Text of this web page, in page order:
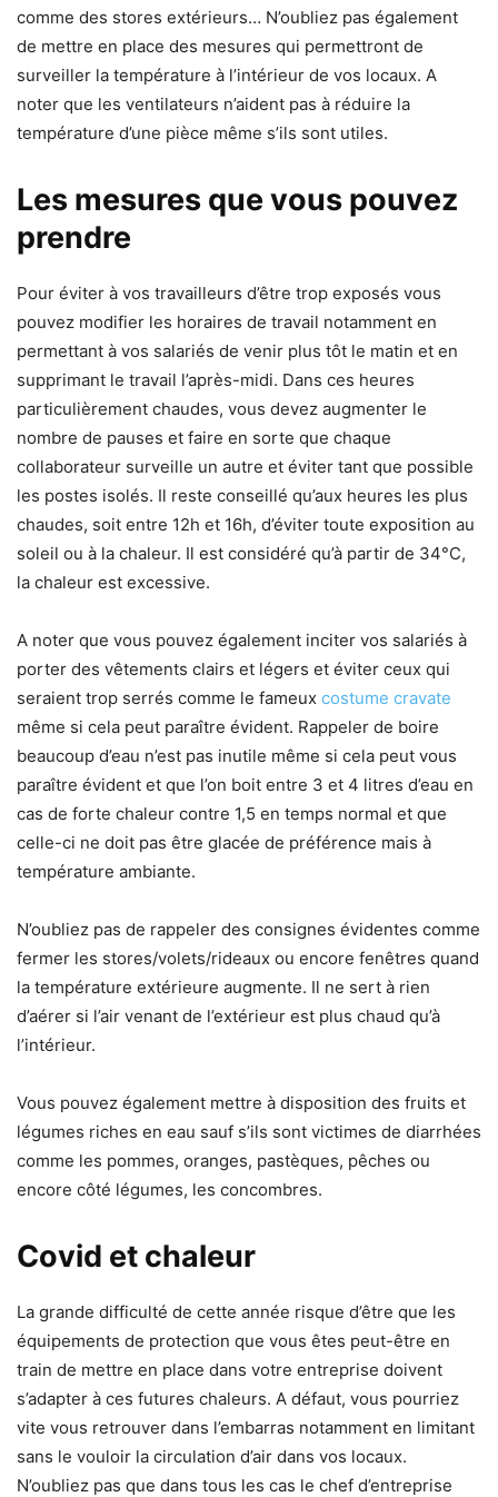
comme des stores extérieurs… N’oubliez pas également
de mettre en place des mesures qui permettront de
surveiller la température à l’intérieur de vos locaux. A
noter que les ventilateurs n’aident pas à réduire la
température d’une pièce même s’ils sont utiles.
Les mesures que vous pouvez
prendre
Pour éviter à vos travailleurs d’être trop exposés vous
pouvez modifier les horaires de travail notamment en
permettant à vos salariés de venir plus tôt le matin et en
supprimant le travail l’après-midi. Dans ces heures
particulièrement chaudes, vous devez augmenter le
nombre de pauses et faire en sorte que chaque
collaborateur surveille un autre et éviter tant que possible
les postes isolés. Il reste conseillé qu’aux heures les plus
chaudes, soit entre 12h et 16h, d’éviter toute exposition au
soleil ou à la chaleur. Il est considéré qu’à partir de 34°C,
la chaleur est excessive.
A noter que vous pouvez également inciter vos salariés à
porter des vêtements clairs et légers et éviter ceux qui
seraient trop serrés comme le fameux costume cravate
même si cela peut paraître évident. Rappeler de boire
beaucoup d’eau n’est pas inutile même si cela peut vous
paraître évident et que l’on boit entre 3 et 4 litres d’eau en
cas de forte chaleur contre 1,5 en temps normal et que
celle-ci ne doit pas être glacée de préférence mais à
température ambiante.
N’oubliez pas de rappeler des consignes évidentes comme
fermer les stores/volets/rideaux ou encore fenêtres quand
la température extérieure augmente. Il ne sert à rien
d’aérer si l’air venant de l’extérieur est plus chaud qu’à
l’intérieur.
Vous pouvez également mettre à disposition des fruits et
légumes riches en eau sauf s’ils sont victimes de diarrhées
comme les pommes, oranges, pastèques, pêches ou
encore côté légumes, les concombres.
Covid et chaleur
La grande difficulté de cette année risque d’être que les
équipements de protection que vous êtes peut-être en
train de mettre en place dans votre entreprise doivent
s’adapter à ces futures chaleurs. A défaut, vous pourriez
vite vous retrouver dans l’embarras notamment en limitant
sans le vouloir la circulation d’air dans vos locaux.
N’oubliez pas que dans tous les cas le chef d’entreprise